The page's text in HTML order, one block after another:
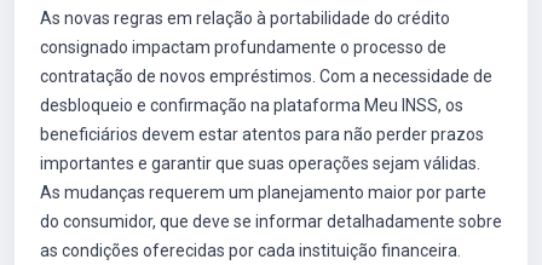
As novas regras em relação à portabilidade do crédito
consignado impactam profundamente o processo de
contratação de novos empréstimos. Com a necessidade de
desbloqueio e confirmação na plataforma Meu INSS, os
beneficiários devem estar atentos para não perder prazos
importantes e garantir que suas operações sejam válidas.
As mudanças requerem um planejamento maior por parte
do consumidor, que deve se informar detalhadamente sobre
as condições oferecidas por cada instituição financeira.